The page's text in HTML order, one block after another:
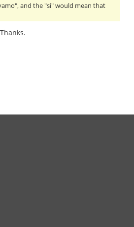
and the "si" would mean that